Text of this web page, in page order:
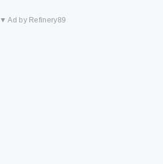
▼ Ad by Refinery89